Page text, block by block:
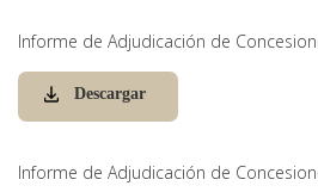
Informe de Adjudicación de
Descargar
Informe de Adjudicación de